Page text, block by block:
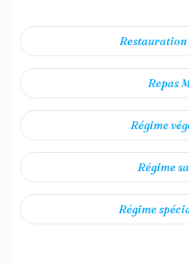
Restauration
Repas
Régime
Régime
Régime